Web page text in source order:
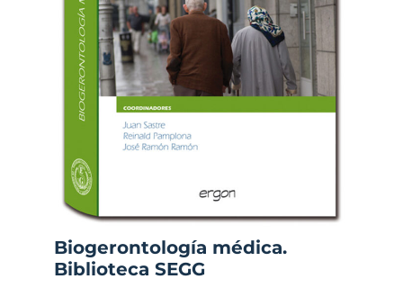
Biogerontología médica.
Biblioteca SEGG